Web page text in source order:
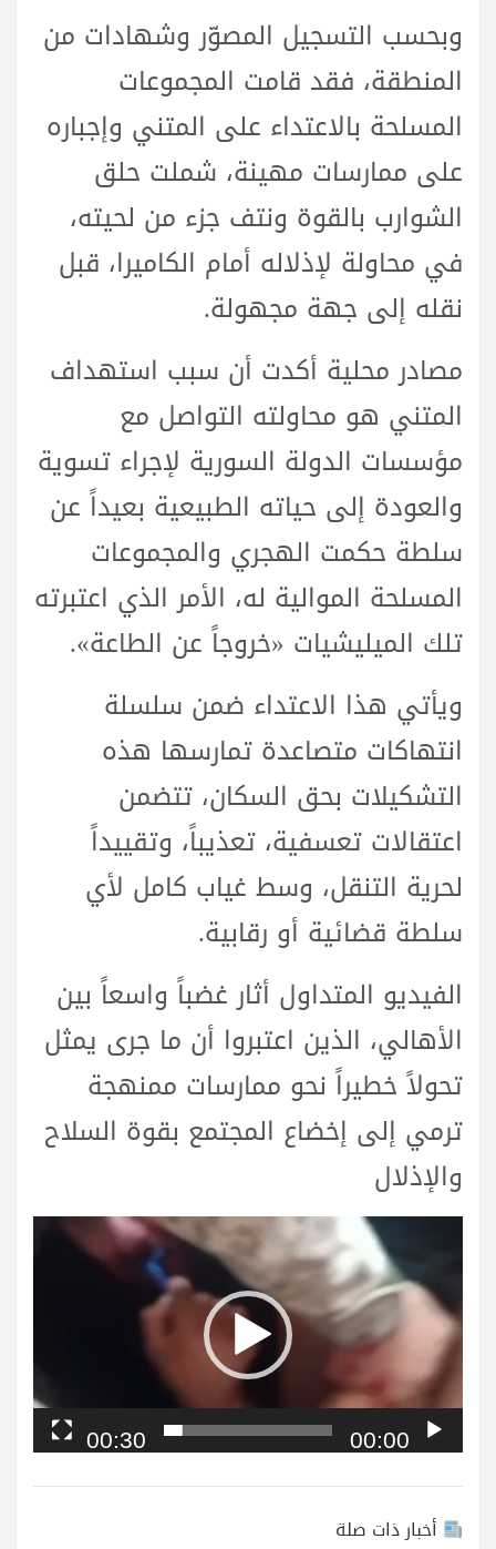
وبحسب التسجيل المصوّر وشهادات من
المنطقة، فقد قامت المجموعات
المسلحة بالاعتداء على المتني وإجباره
على ممارسات مهينة، شملت حلق
الشوارب بالقوة ونتف جزء من لحيته،
في محاولة لإذلاله أمام الكاميرا، قبل
نقله إلى جهة مجهولة.
مصادر محلية أكدت أن سبب استهداف
المتني هو محاولته التواصل مع
مؤسسات الدولة السورية لإجراء تسوية
والعودة إلى حياته الطبيعية بعيداً عن
سلطة حكمت الهجري والمجموعات
المسلحة الموالية له، الأمر الذي اعتبرته
تلك الميليشيات «خروجاً عن الطاعة».
ويأتي هذا الاعتداء ضمن سلسلة
انتهاكات متصاعدة تمارسها هذه
التشكيلات بحق السكان، تتضمن
اعتقالات تعسفية، تعذيباً، وتقييداً
لحرية التنقل، وسط غياب كامل لأي
سلطة قضائية أو رقابية.
الفيديو المتداول أثار غضباً واسعاً بين
الأهالي، الذين اعتبروا أن ما جرى يمثل
تحولاً خطيراً نحو ممارسات ممنهجة
ترمي إلى إخضاع المجتمع بقوة السلاح
والإذلال
مشغل
الفيديو
00:00
00:30
أخبار ذات صلة